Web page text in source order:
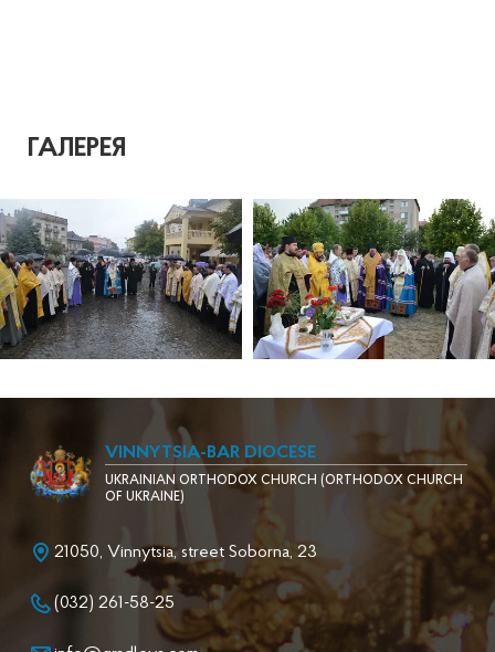
ГАЛЕРЕЯ
VINNYTSIA-BAR DIOCESE
UKRAINIAN ORTHODOX CHURCH (ORTHODOX CHURCH
OF UKRAINE)
21050, Vinnytsia, street Soborna, 23
(032) 261-58-25